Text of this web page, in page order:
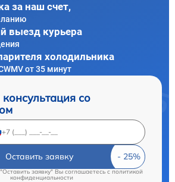
за наш счет,
выезд курьера
холодильника
от 35 минут
со
Оставить заявку
заявку" Вы соглашаетесь cполитикой
конфиденциальности